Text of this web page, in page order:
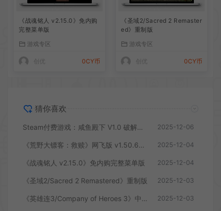
《战魂铭人 v2.15.0》免内购
完整菜单版
游戏专区
0CY币
《圣域2/Sacred 2 Remaster
ed》重制版
游戏专区
0CY币
猜你喜欢
Steam付费游戏：咸鱼殿下 V1.0 破解版，真人互动恋爱游戏，满足你的所有幻想 2025-12-06
《荒野大镖客：救赎》网飞版 v1.50.60293175 中文完整免谷歌优化版 2025-12-04
《战魂铭人 v2.15.0》免内购完整菜单版 2025-12-04
《圣域2/Sacred 2 Remastered》重制版 2025-12-03
《英雄连3/Company of Heroes 3》中文完整版 2025-12-03